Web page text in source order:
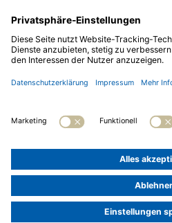
© 2026Wirtz & Lück Wohnbau GmbH
02173 20473-0
Impressum
Datenschutz
LOGIN »